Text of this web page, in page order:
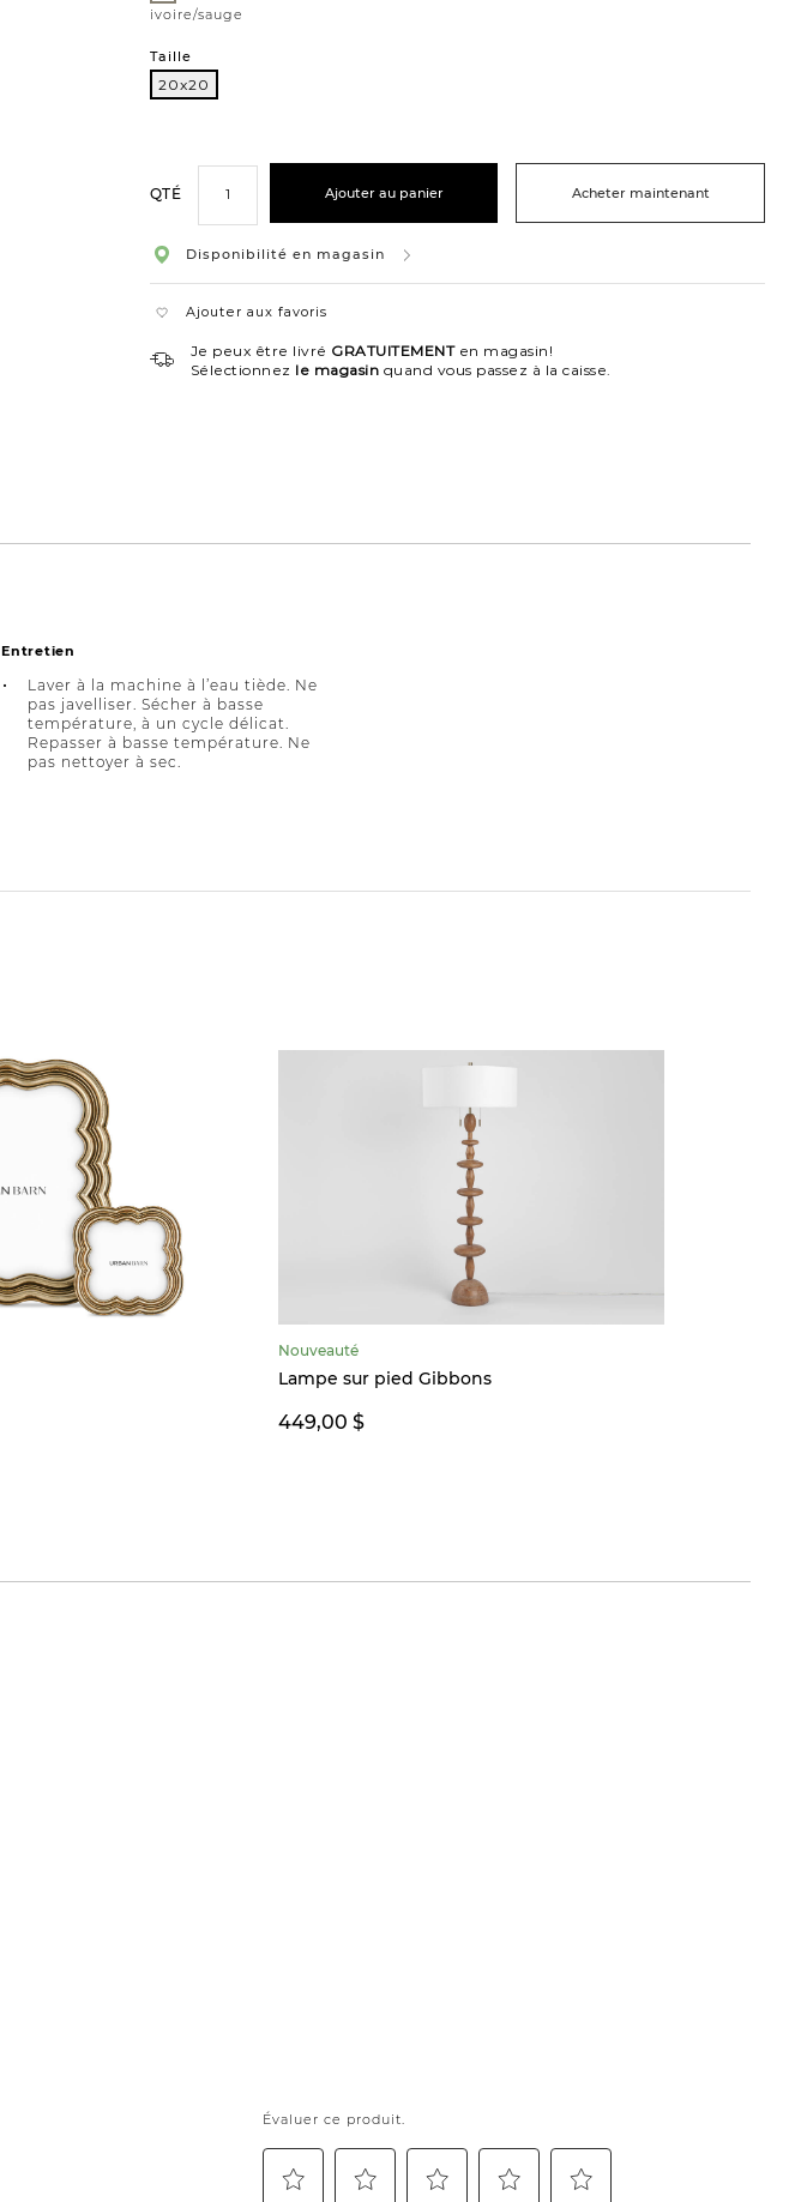
ivoire/sauge
Taille
20x20
QTÉ Ajouter au panier Acheter maintenant
Disponibilité en magasin
Ajouter aux favoris
Je peux être livré GRATUITEMENTen magasin!
Sélectionnez le magasin quand vous passez à la caisse.
Entretien
Laver à la machine à l’eau tiède. Ne
pas javelliser. Sécher à basse
température, à un cycle délicat.
Repasser à basse température. Ne
pas nettoyer à sec.
Nouveauté
Lampe sur pied Gibbons
449,00 $